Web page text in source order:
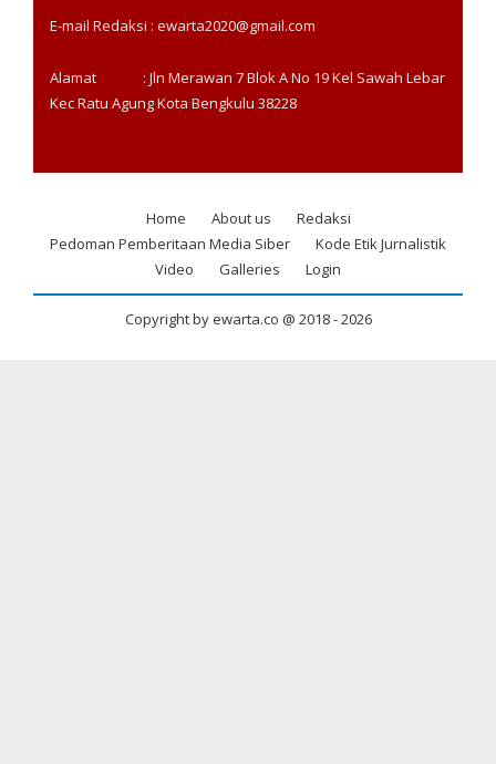
E-mail Redaksi : ewarta2020@gmail.com
Alamat : Jln Merawan 7 Blok A No 19 Kel Sawah Lebar
Kec Ratu Agung Kota Bengkulu 38228
Footer
Home About us
Redaksi
Pedoman Pemberitaan Media Siber
Kode Etik Jurnalistik
Video
Galleries Login
Copyright by ewarta.co @ 2018 -2026